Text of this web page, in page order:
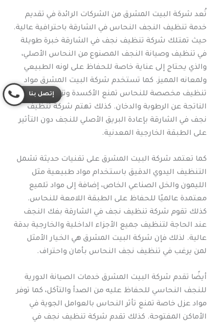
تُعد شركة البيت المشرق من الشركات الرائدة في تقديم
خدمة تنظيف النجف النحاس في الشارقة باحترافية عالية.
حيث تمتلك شركة تنظيف نجف في الشارقة خبرة طويلة
في تنظيف وصيانة النجف المصنوع من النحاس الأصلي،
والذي يحتاج إلى عناية خاصة للحفاظ على لونه الطبيعي
ولمعانه المميز. كما تستخدم شركة البيت المشرق مواد
تنظيف مخصصة للنحاس تمنع الأكسدة وتزيل التصبغات
الناتجة عن الرطوبة والدخان. كذلك تهتم شركة تنظيف
نجف في الشارقة بإعادة البريق الأصلي للنجف دون التأثير
على الطبقة الخارجية المعدنية.
كما تعتمد شركة البيت المشرق على تقنيات حديثة تشمل
التنظيف اليدوي الدقيق باستخدام مواد طبيعية مثل
الليمون والخل الصناعي الخاص، إضافة إلى مواد تلميع
معتمدة عالميًا للحفاظ على الطبقة اللامعة للنحاس.
كذلك تقوم شركة تنظيف نجف في الشارقة بفك النجف
عند الحاجة لتنظيف جميع الأجزاء الداخلية والخارجية بدقة
عالية. لذلك فإن شركة البيت المشرق هي الخيار الأمثل
لمن يرغب في تنظيف نجف النحاس بأمان واحتراف.
أيضًا تقدم شركة البيت المشرق خدمات الصيانة الدورية
للنجف النحاسي للحفاظ عليه من الصدأ والتآكل، كما توفر
مواد عزل خاصة تمنع تأثر النحاس بالعوامل الجوية في
الأماكن المفتوحة. كذلك تقدم شركة تنظيف نجف في
إتصل بنا